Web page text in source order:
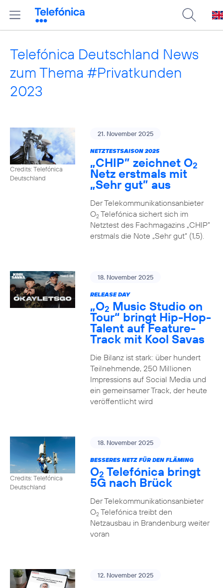
Telefónica Deutschland News
zum Thema #Privatkunden
2023
Credits: Telefónica
Deutschland
21. November 2025
NETZTESTSAISON 2025
„CHIP” zeichnet O2
Netz erstmals mit
„Sehr gut” aus
Der Telekommunikationsanbieter
O2Telefónica sichert sich im
Netztest des Fachmagazins „CHIP”
erstmals die Note „Sehr gut“ (1,5).
18. November 2025
RELEASE DAY
„O2 Music Studio on
Tour“ bringt Hip-Hop-
Talent auf Feature-
Track mit Kool Savas
Die Bilanz ist stark: über hundert
Teilnehmende, 250 Millionen
Impressions auf Social Media und
ein gemeinsamer Track, der heute
veröffentlicht wird
Credits: Telefónica
Deutschland
18. November 2025
BESSERES NETZ FÜR DEN FLÄMING
O2 Telefónica bringt
5G nach Brück
Der Telekommunikationsanbieter
O2Telefónica treibt den
Netzausbau in Brandenburg weiter
voran
12. November 2025